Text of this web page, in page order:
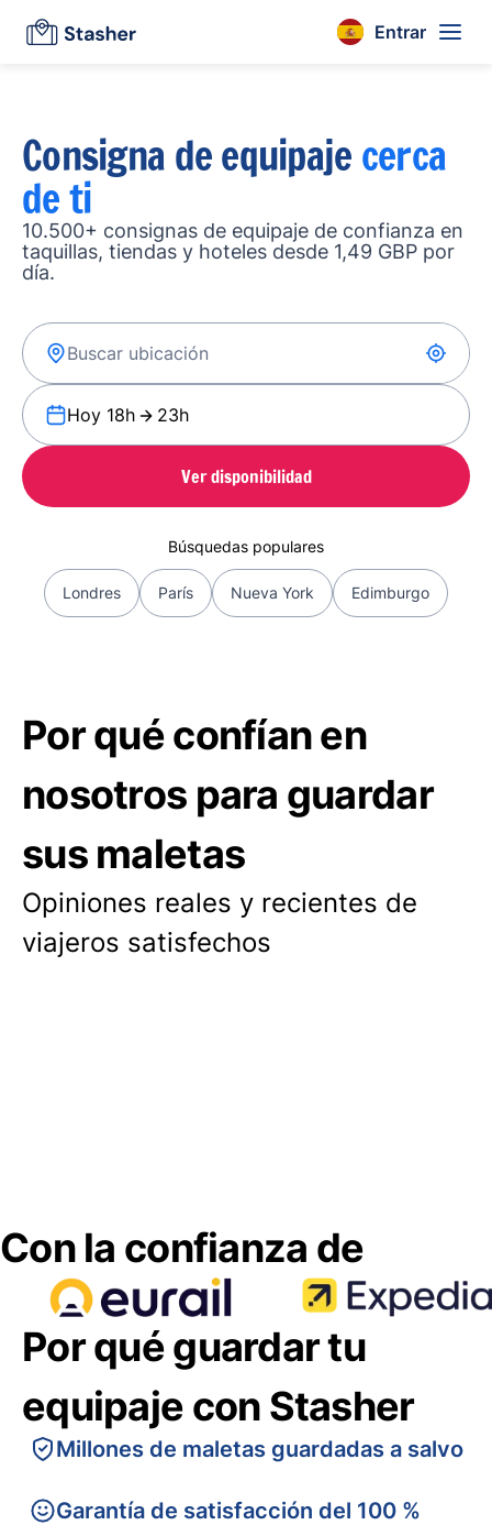
Entrar
Consigna de equipajecerca
de ti
10.500+ consignas de equipaje de confianza en
taquillas, tiendas y hoteles desde 1,49 GBP por
día.
Hoy 18h 23h
Ver disponibilidad
Búsquedas populares
Londres París Nueva York Edimburgo
Por qué confían en
nosotros para guardar
sus maletas
Opiniones reales y recientes de
viajeros satisfechos
Con la confianza de
Por qué guardar tu
equipaje con Stasher
Millones de maletas guardadas a salvo
Garantía de satisfacción del 100 %